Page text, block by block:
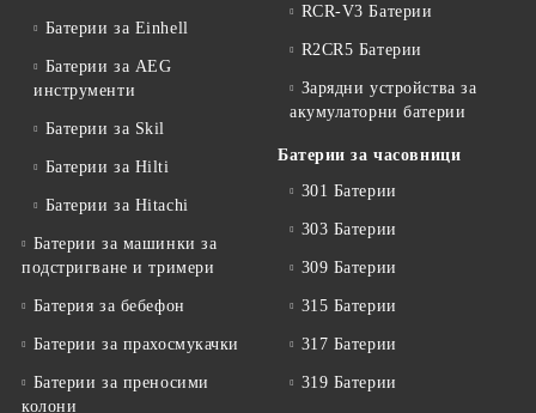
Батерии за Einhell
Батерии за AEG
инструменти
Батерии за Skil
Батерии за Hilti
Батерии за Hitachi
Батерии за машинки за
подстригване и тримери
Батерия за бебефон
Батерии за прахосмукачки
Батерии за преносими
колони
RCR-V3 Батерии
R2CR5 Батерии
Зарядни устройства за
акумулаторни батерии
Батерии за часовници
301 Батерии
303 Батерии
309 Батерии
315 Батерии
317 Батерии
319 Батерии